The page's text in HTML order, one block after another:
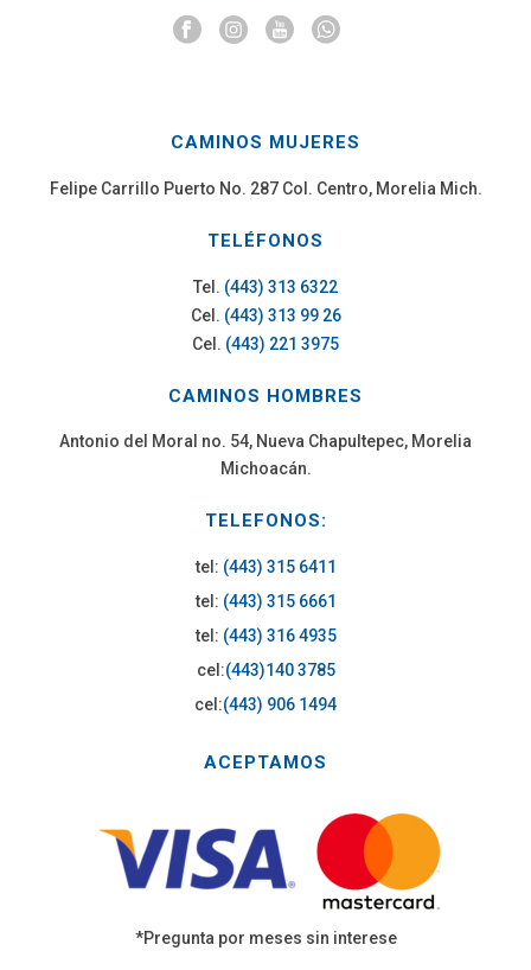
CAMINOS MUJERES
Felipe Carrillo Puerto No. 287 Col. Centro, Morelia Mich.
TELÉFONOS
Tel. (443) 313 6322
Cel. (443) 313 99 26
Cel. (443) 221 3975
CAMINOS HOMBRES
Antonio del Moral no. 54, Nueva Chapultepec, Morelia
Michoacán.
TELEFONOS:
tel: (443) 315 6411
tel: (443) 315 6661
tel: (443) 316 4935
cel:(443)140 3785
cel:(443) 906 1494
ACEPTAMOS
*Pregunta por meses sin interese